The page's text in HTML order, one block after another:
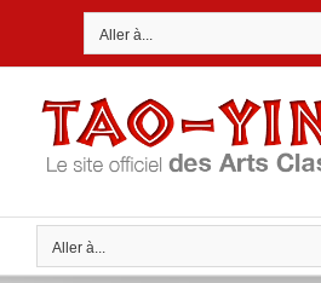
Aller à...
Aller à...